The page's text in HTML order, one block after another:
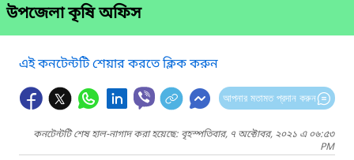
উপজেলা কৃষি অফিস
এই কনটেন্টটি শেয়ার করতে ক্লিক করুন
আপনার মতামত প্রদান করুন
কনটেন্টটি শেষ হাল-নাগাদ করা হয়েছে: বৃহস্পতিবার, ৭ অক্টোবর, ২০২১ এ ০৬:৫৩
PM